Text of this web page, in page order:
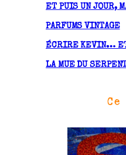
ET PUIS UN JOUR,
PARFUMS VINTAGE
ÉCRIRE KEVIN…
LA MUE DU